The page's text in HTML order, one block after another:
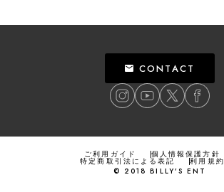
CONTACT
ご利用ガイド 個人情報保護方針
特定商取引法による表記
利用規約
© 2018 BILLY’S ENT